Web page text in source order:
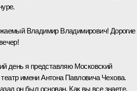
Владимир Владимирович! Дорогие
день я представляю Московский
имени Антона Павловича Чехова.
он был основан. Как вы все знаете,